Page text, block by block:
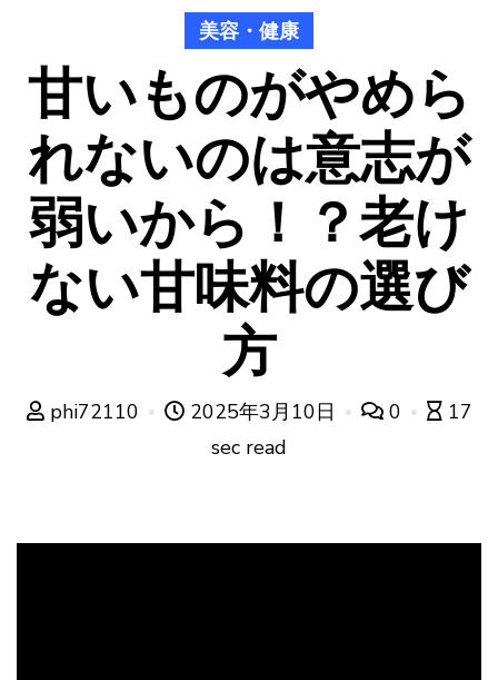
美容・健康
甘いものがやめら
れないのは意志が
弱いから！？老け
ない甘味料の選び
方
phi72110 2025年3月10日 0
17
sec read